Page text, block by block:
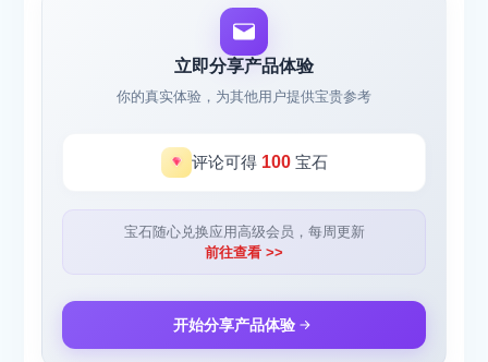
立即分享产品体验
你的真实体验，为其他用户提供宝贵参考
评论可得 100宝石
宝石随心兑换应用高级会员，每周更新
前往查看 >>
开始分享产品体验